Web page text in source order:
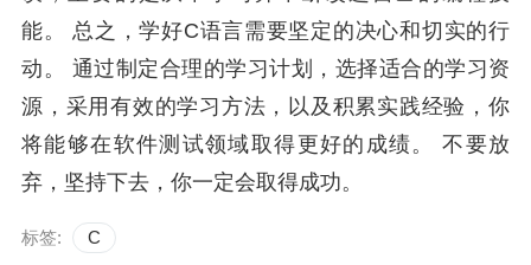
能。 总之，学好C语言需要坚定的决心和切实的行
动。 通过制定合理的学习计划，选择适合的学习资
源，采用有效的学习方法，以及积累实践经验，你
将能够在软件测试领域取得更好的成绩。 不要放
弃，坚持下去，你一定会取得成功。
标签: C